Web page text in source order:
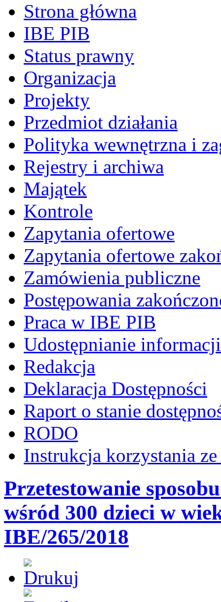
Strona główna
IBE PIB
Status prawny
Organizacja
Projekty
Przedmiot działania
Polityka wewnętrzna i
Rejestry i archiwa
Majątek
Kontrole
Zapytania ofertowe
Zapytania ofertowe
Zamówienia publiczne
Postępowania
Praca w IBE PIB
Udostępnianie informacji
Redakcja
Deklaracja Dostępności
Raport o stanie
RODO
Instrukcja korzystania
Przetestowanie
wśród 300 dzieci w
IBE/265/2018